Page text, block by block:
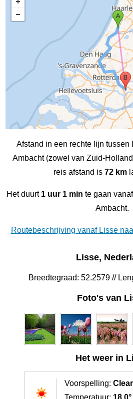
Afstand in een rechte lijn tussen
Ambacht (zowel van Zuid-
reis afstand is 72 km
Het duurt 1 uur 1 min te gaan
Ambacht.
Routebeschrijving vanaf Lisse
Lisse,
Breedtegraad: 52.2579 //
Foto's van
Het weer in
Voorspelling: